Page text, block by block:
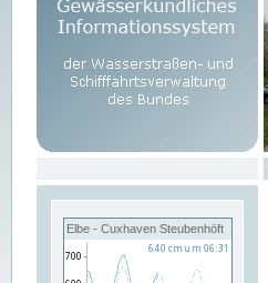
Elbe - Cuxhaven Steubenhöft